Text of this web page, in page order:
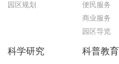
园区规划
便民服务
商业服务
园区导览
科学研究 科普教育